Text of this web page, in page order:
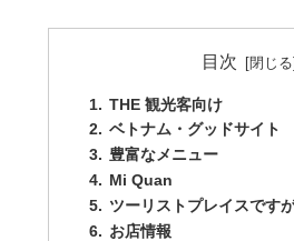
目次
THE 観光客向け
ベトナム・グッドサイト
豊富なメニュー
Mi Quan
ツーリストプレイスです
お店情報